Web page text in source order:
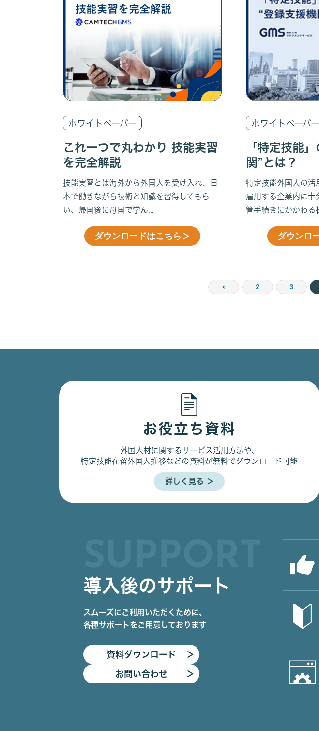
ホワイトペーパー
これ一つで丸わかり 技能実習
を完全解説
技能実習とは海外から外国人を受け入れ、日
本で働きながら技術と知識を習得してもら
い、帰国後に母国で学ん...
ダウンロードはこちら ＞
ホワイトペーパー
「特定技能
関”とは？
特定技能外国人の活
雇用する企業内に十
管手続きにかかわる
ダウンロ
< 2 3
お役立ち資料
外国人材に関するサービス活用方法や、
特定技能在留外国人推移などの資料が無料でダウンロード可能
詳しく見る ＞
導入後のサポート
スムーズにご利用いただくために、
各種サポートをご用意しております
資料ダウンロード ＞
お問い合わせ ＞